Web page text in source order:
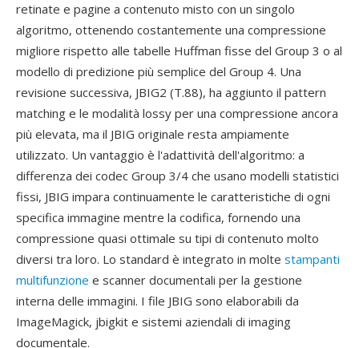
retinate e pagine a contenuto misto con un singolo
algoritmo, ottenendo costantemente una compressione
migliore rispetto alle tabelle Huffman fisse del Group 3 o al
modello di predizione più semplice del Group 4. Una
revisione successiva, JBIG2 (T.88), ha aggiunto il pattern
matching e le modalità lossy per una compressione ancora
più elevata, ma il JBIG originale resta ampiamente
utilizzato. Un vantaggio è l'adattività dell'algoritmo: a
differenza dei codec Group 3/4 che usano modelli statistici
fissi, JBIG impara continuamente le caratteristiche di ogni
specifica immagine mentre la codifica, fornendo una
compressione quasi ottimale su tipi di contenuto molto
diversi tra loro. Lo standard è integrato in molte stampanti
multifunzione e scanner documentali per la gestione
interna delle immagini. I file JBIG sono elaborabili da
ImageMagick, jbigkit e sistemi aziendali di imaging
documentale.